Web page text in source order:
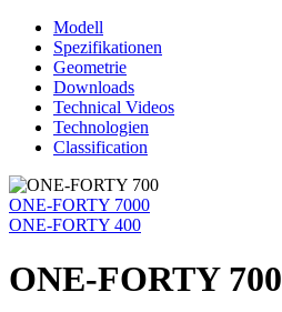
Modell
Spezifikationen
Geometrie
Downloads
Technical Videos
Technologien
Classification
ONE-FORTY 7000
ONE-FORTY 400
ONE-FORTY 700